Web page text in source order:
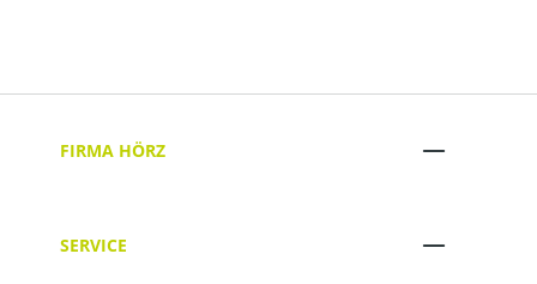
FIRMA HÖRZ
SERVICE